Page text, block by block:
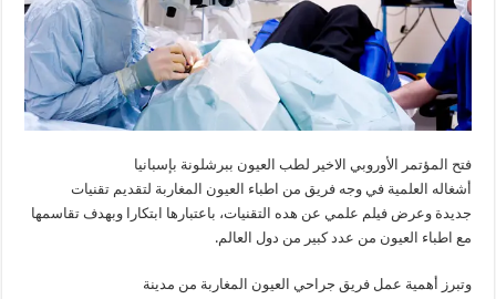
فتح المؤتمر الأوروبي الاخير لطب العيون ببرشلونة بإسبانيا
أشغاله العلمية في وجه فريق من اطباء العيون المغاربة لتقديم تقنيات
جديدة وعرض فيلم علمي عن هده التقنيات، باعتبارها ابتكارا وبهدف تقاسمها
مع اطباء العيون من عدد كبير من دول العالم.
وتبرز أهمية عمل فريق جراحي العيون المغاربة من مدينة